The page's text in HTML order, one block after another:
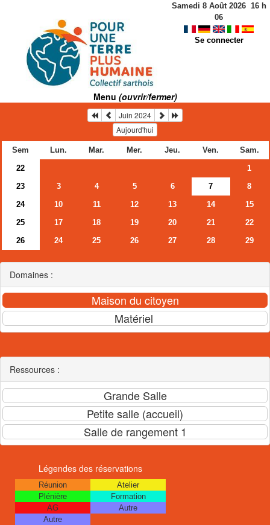
Samedi 8 Août 2026 16h
06
Se connecter
Menu (ouvrir/fermer)
Juin 2024
Aujourd'hui
Sem Lun. Mar. Mer. Jeu. Ven.
Sam.
22
1
23
3 4 5 6 7
8
24
10 11 12 13 14
15
25
17 18 19 20 21
22
26
24 25 26 27 28 29
Domaines :
Ressources :
Légendes des réservations
Réunion
Atelier
Plénière
Formation
AG
Autre
Autre